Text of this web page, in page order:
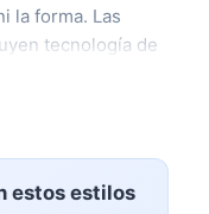
la forma. Las
tecnología de
color
una sesión de
estos estilos